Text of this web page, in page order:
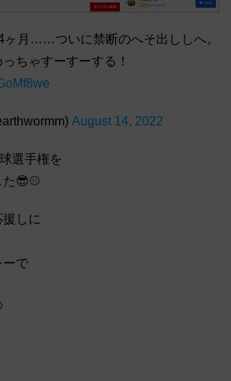
ヶ月……ついに禁断のへそ出ししへ。
ちゃすーすーする！
August 14, 2022
選手権を
😎⚾️
しに
ーで